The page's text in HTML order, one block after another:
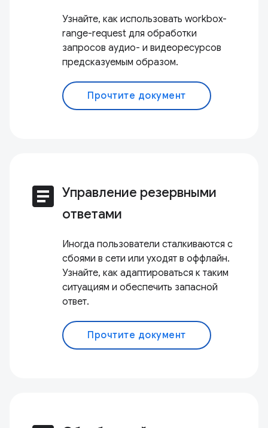
Узнайте, как использовать workbox-
range-request для обработки
запросов аудио- и видеоресурсов
предсказуемым образом.
Прочтите документ
article Управление резервными
ответами
Иногда пользователи сталкиваются с
сбоями в сети или уходят в оффлайн.
Узнайте, как адаптироваться к таким
ситуациям и обеспечить запасной
ответ.
Прочтите документ